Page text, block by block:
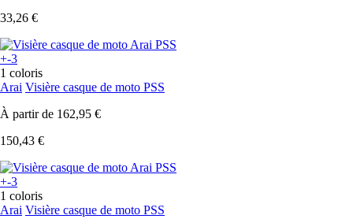
33,26 €
+-3
1 coloris
Arai Visière casque de moto PSS
À partir de 162,95 €
150,43 €
+-3
1 coloris
Arai Visière casque de moto PSS